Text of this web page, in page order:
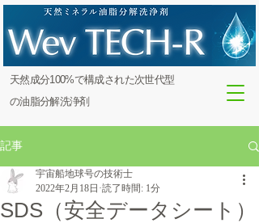
​天然成分100%で構成された次世代型
の油脂分解洗浄剤
記事
SDS（安全データシート）
宇宙船地球号の技術士
2022年2月18日 読了時間: 1分